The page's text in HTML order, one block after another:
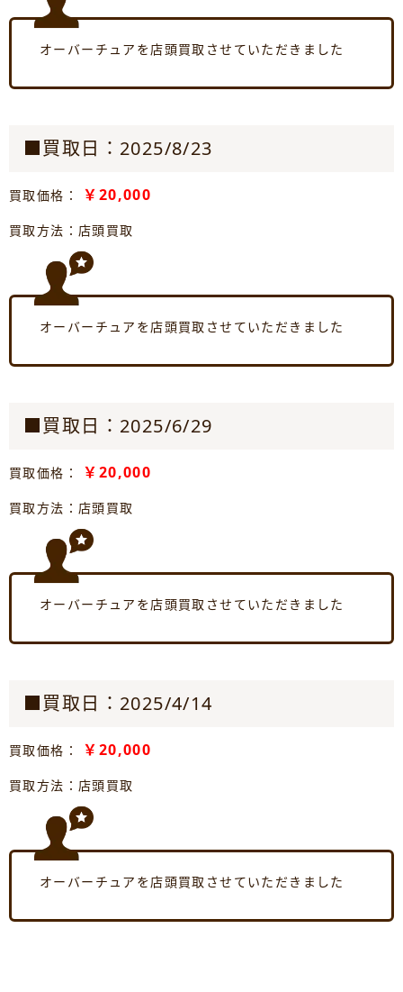
オーバーチュアを店頭買取させていただきました
■買取日：2025/8/23
買取価格： ￥20,000
買取方法：店頭買取
オーバーチュアを店頭買取させていただきました
■買取日：2025/6/29
買取価格： ￥20,000
買取方法：店頭買取
オーバーチュアを店頭買取させていただきました
■買取日：2025/4/14
買取価格： ￥20,000
買取方法：店頭買取
オーバーチュアを店頭買取させていただきました